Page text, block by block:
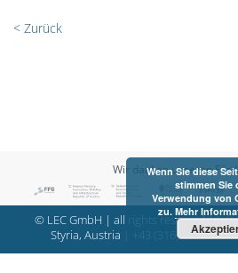
< Zurück
Wir danken unseren
© LEC GmbH | all rights reserved |
Styria, Austria |
+43 (316) 873-30101
Wenn Sie diese
stimmen Sie
Verwendung von
zu. Mehr